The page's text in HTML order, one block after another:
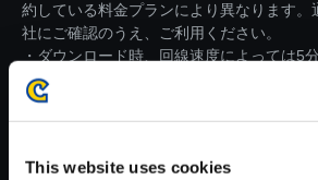
This website uses cookies
約している料金プランにより異なります。
社にご確認のうえ、ご利用ください。
・ダウンロード時、回線速度によっては5
がかかる場合がございます。
※ご購入いただいたファイルのダウンロー
が安定しているWifi環境でお試しください